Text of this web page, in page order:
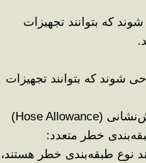
که بتوانند تجهیزات
.
شوند که بتوانند تجهیزات
(Hose Allowance)
خطر متعدد:
نوع طبقه‌بندی خطر هستند،